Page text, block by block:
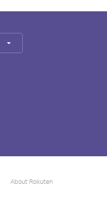
About Rakuten